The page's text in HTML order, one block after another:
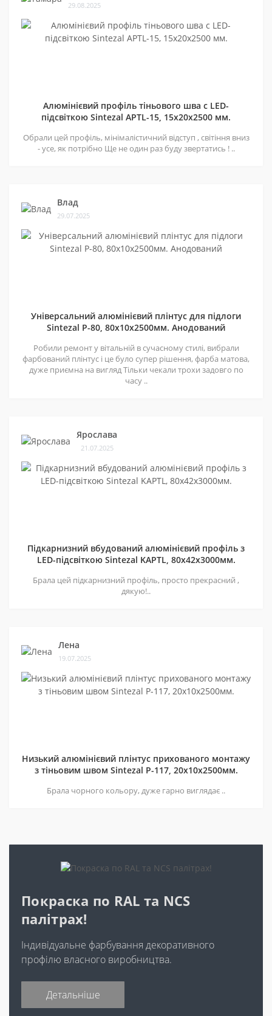
29.08.2025
Алюмінієвий профіль тіньового шва c LED-
підсвіткою Sintezal APTL-15, 15х20х2500 мм.
Обрали цей профіль, мінімалістичний відступ , світіння вниз
- усе, як потрібно Ще не один раз буду звертатись ! ..
Влад
29.07.2025
Універсальний алюмінієвий плінтус для підлоги
Sintezal P-80, 80х10х2500мм. Анодований
Робили ремонт у вітальній в сучасному стилі, вибрали
фарбований плінтус і це було супер рішення, фарба матова,
дуже приємна на вигляд Тільки чекали трохи задовго по
часу ..
Ярослава
21.07.2025
Підкарнизний вбудований алюмінієвий профіль з
LED-підсвіткою Sintezal KAPTL, 80х42x3000мм.
Брала цей підкарнизний профіль, просто прекрасний ,
дякую!..
Лена
19.07.2025
Низький алюмінієвий плінтус прихованого монтажу
з тіньовим швом Sintezal P-117, 20х10х2500мм.
Брала чорного кольору, дуже гарно виглядає ..
Покраска по RAL та NCS
палітрах!
Індивідуальне фарбування декоративного
профілю власного виробництва.
Детальніше